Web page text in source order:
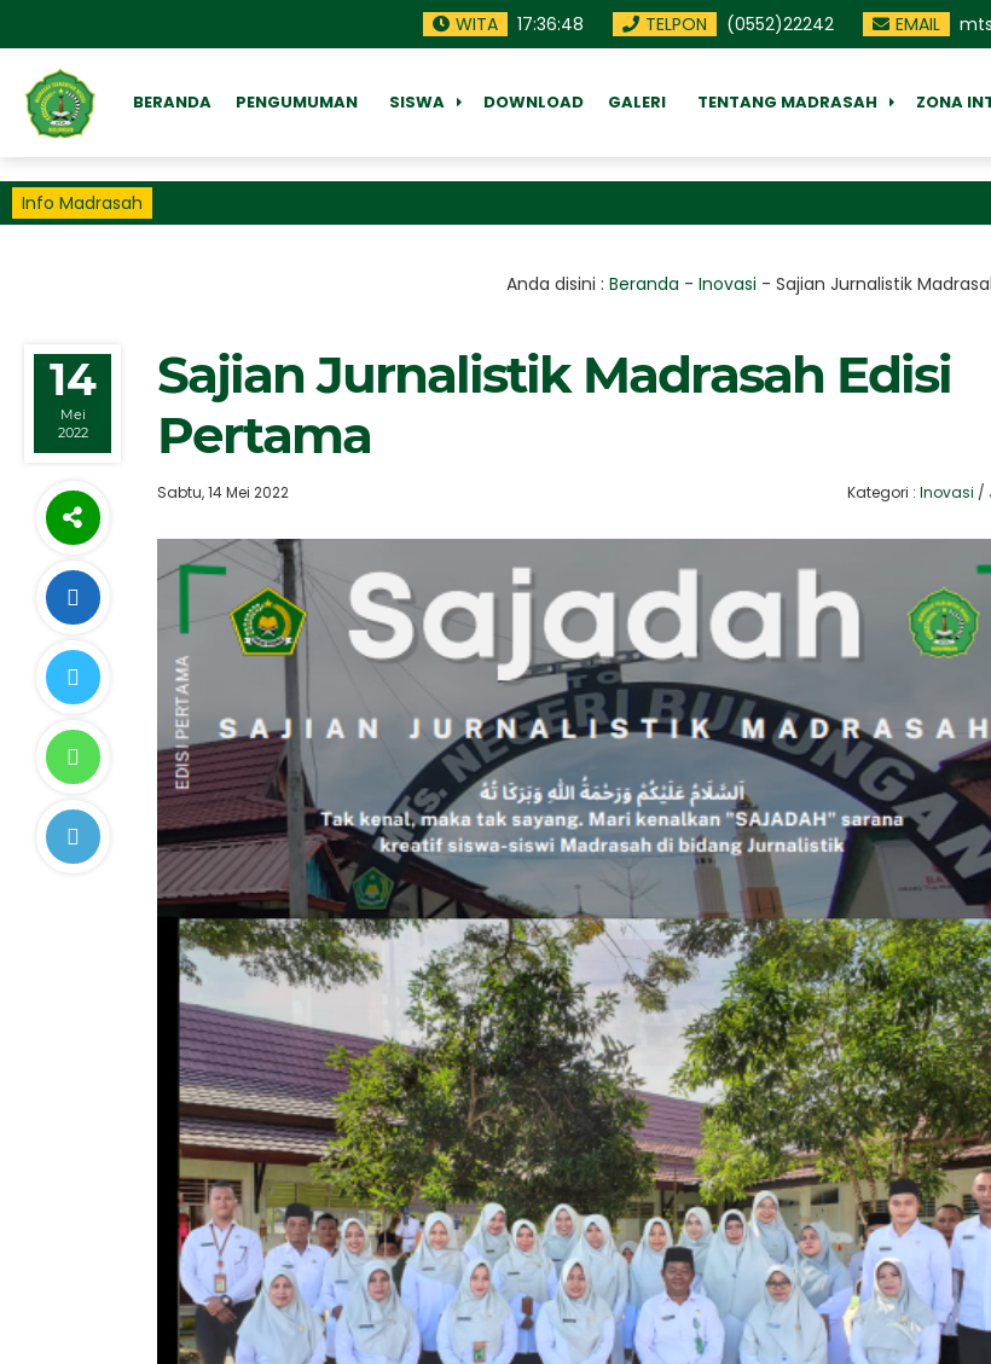
WITA 17:36:49 TELPON (0552)22242 EMAIL
BERANDA PENGUMUMAN SISWA DOWNLOAD GALERI TENTANG MADRASAH ZONA
Info Madrasah
Anda disini : Beranda - Inovasi - Sajian Jurnalistik
14
Mei
2022
Sajian Jurnalistik Madrasah Edisi
Pertama
Sabtu, 14 Mei 2022 Kategori :Inovasi /